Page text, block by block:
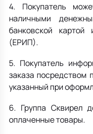
4. Покупатель
наличными
банковской
(ЕРИП).
5. Покупатель
заказа посредством
указанный при
6. Группа Сквирел
оплаченные товары.